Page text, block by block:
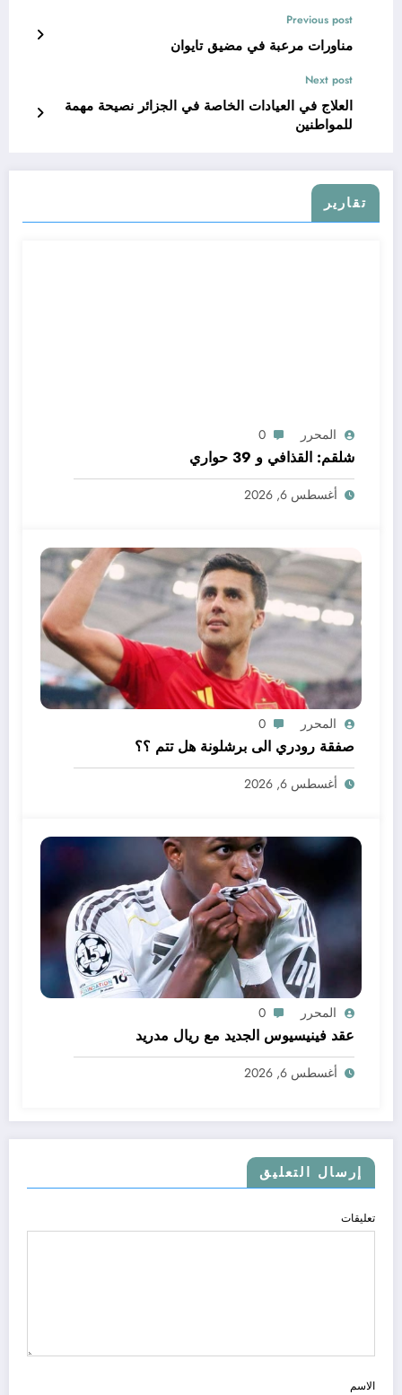
Previous post
مناورات مرعبة في مضيق تايوان
Next post
العلاج في العيادات الخاصة في الجزائر نصيحة مهمة
للمواطنين
تقارير
المحرر 0
شلقم: القذافي و 39 حواري
أغسطس 6, 2026
المحرر 0
صفقة رودري الى برشلونة هل تتم ؟؟
أغسطس 6, 2026
المحرر 0
عقد فينيسيوس الجديد مع ريال مدريد
أغسطس 6, 2026
إرسال التعليق
تعليقات
الاسم